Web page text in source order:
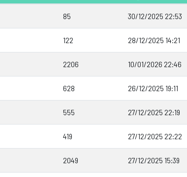
85 30/12/2025 22:53
122 28/12/2025 14:21
2206 10/01/2026 22:46
628 26/12/2025 19:11
555 27/12/2025 22:19
419 27/12/2025 22:22
2049 27/12/2025 15:39